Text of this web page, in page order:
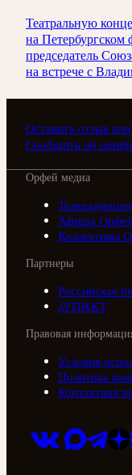
Театральную
на
председатель
на встрече с
Оставить отзыв
Сообщить об
Орфей медиа
Афиша
Коллективы
Партнеры
Российская
///ТРАКТ
Правовая
Условия
Политика
Контактная